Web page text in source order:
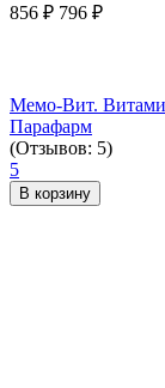
856 ₽ 796 ₽
Мемо-Вит.
Парафарм
(Отзывов: 5)
5
В корзину